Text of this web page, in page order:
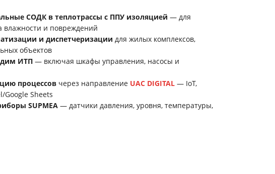
СОДК в теплотрассы с ППУ изоляцией — для
влажности и повреждений
и диспетчеризации для жилых комплексов,
объектов
ИТП — включая шкафы управления, насосы и
процессов через направление UAC DIGITAL — IoT,
Google Sheets
SUPMEA — датчики давления, уровня, температуры,